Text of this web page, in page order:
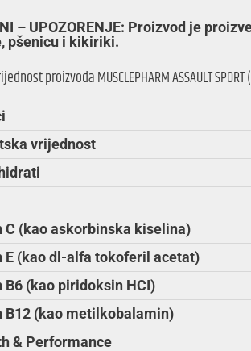
– UPOZORENJE: Proizvod je
pšenicu i kikiriki.
proizvoda MUSCLEPHARM ASSAULT
vrijednost
C (kao askorbinska kiselina)
E (kao dl-alfa tokoferil acetat)
B6 (kao piridoksin HCI)
B12 (kao metilkobalamin)
& Performance